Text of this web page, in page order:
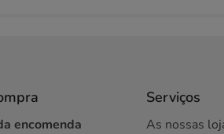
encomenda
Serviços
As nossas